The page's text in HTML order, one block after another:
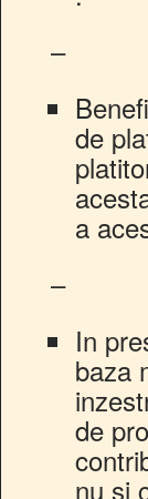
–
de
a
–
In
baza
de
nu si